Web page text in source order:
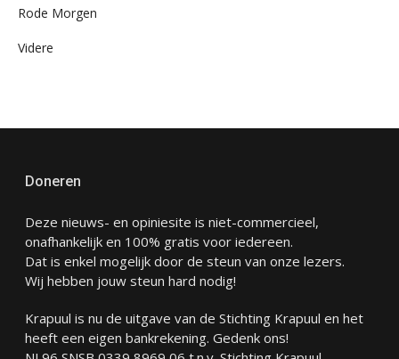
Rode Morgen
Videre
Doneren
Deze nieuws- en opiniesite is niet-commercieel,
onafhankelijk en 100% gratis voor iedereen.
Dat is enkel mogelijk door de steun van onze lezers.
Wij hebben jouw steun hard nodig!
Krapuul is nu de uitgave van de Stichting Krapuul en het
heeft een eigen bankrekening. Gedenk ons!